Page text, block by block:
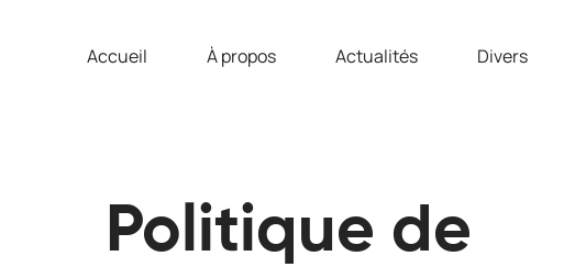
Accueil À propos Actualités Divers
Politique de